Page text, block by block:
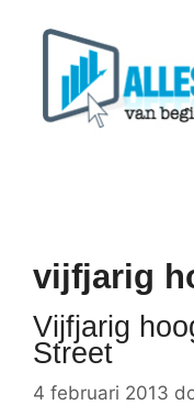
vijfjarig
Vijfjarig
Street
4 februari 2013